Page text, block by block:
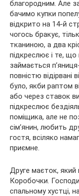
благородним. Але
бачимо купки
відкрито на 14-й
чогось бракує,
тканиною, а два
підкреслює і те,
займається
повністю відірвані
було, якби раптом
або через ставок
підкреслює
поміщика, але не
сім’янин, любить
гостя, всіляко
приємне.
Друге маєток, який
Коробочки.
спальному хустці,